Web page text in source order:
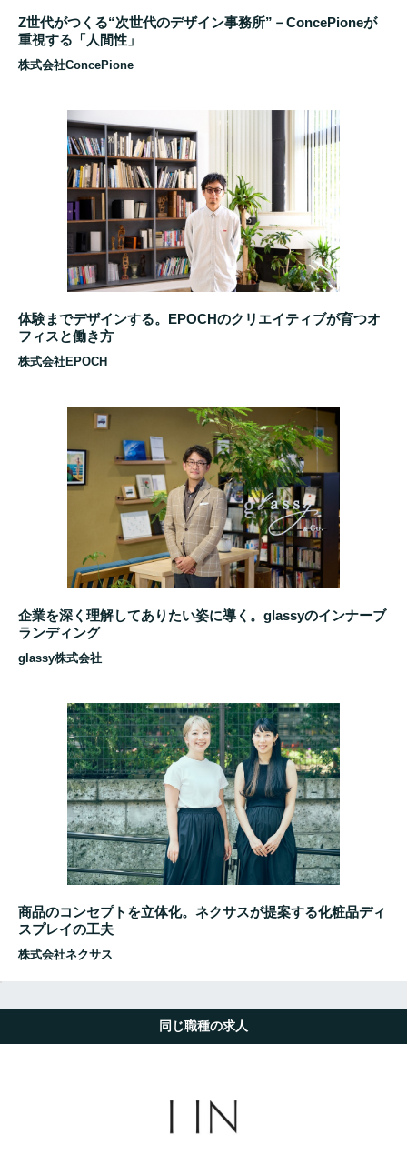
Z世代がつくる“次世代のデザイン事務所”－ConcePioneが
重視する「人間性」
株式会社ConcePione
体験までデザインする。EPOCHのクリエイティブが育つオ
フィスと働き方
株式会社EPOCH
企業を深く理解してありたい姿に導く。glassyのインナーブ
ランディング
glassy株式会社
商品のコンセプトを立体化。ネクサスが提案する化粧品ディ
スプレイの工夫
株式会社ネクサス
同じ職種の求人